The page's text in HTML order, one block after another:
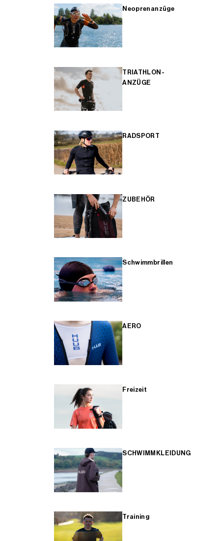
Neoprenanzüge
TRIATHLON-
ANZÜGE
RADSPORT
ZUBEHÖR
Schwimmbrillen
AERO
Freizeit
SCHWIMMKLEIDUNG
Training